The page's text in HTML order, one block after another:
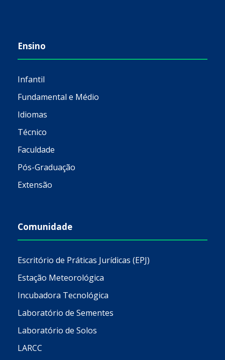
Ensino
Infantil
Fundamental e Médio
Idiomas
Técnico
Faculdade
Pós-Graduação
Extensão
Comunidade
Escritório de Práticas Jurídicas (EPJ)
Estação Meteorológica
Incubadora Tecnológica
Laboratório de Sementes
Laboratório de Solos
LARCC